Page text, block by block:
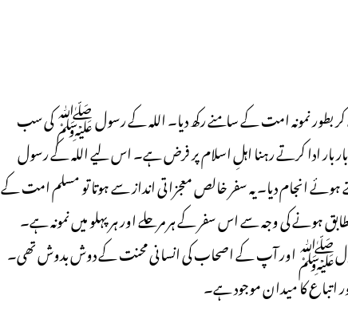
نمونہ امت کے سامنے رکھ دیا۔ اللہ کے رسول ﷺ کی سب
ادا کرتے رہنا اہلِ اسلام پر فرض ہے۔ اس لیے اللہ کے رسول
انجام دیا۔ یہ سفر خالص معجزاتی انداز سے ہوتا تو مسلم امت کے
ہونے کی وجہ سے اس سفر کے ہر مرحلے اور ہر پہلو میں نمونہ ہے۔
رسولﷺ اور آپ کے اصحاب کی انسانی محنت کے دوش بدوش تھی۔
اتباع کا میدان موجود ہے۔